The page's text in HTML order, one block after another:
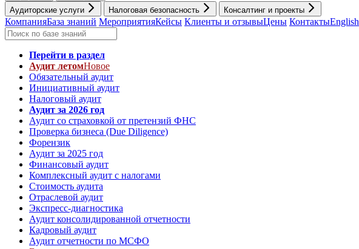
Аудиторские услуги
Налоговая безопасность Консалтинг и проекты
КомпанияБаза знаний МероприятияКейсы Клиенты и отзывыЦены КонтактыEnglish
Перейти в раздел
Аудит летомНовое
Обязательный аудит
Инициативный аудит
Налоговый аудит
Аудит за 2026 год
Аудит со страховкой от претензий ФНС
Проверка бизнеса (Due Diligence)
Форензик
Аудит за 2025 год
Финансовый аудит
Комплексный аудит с налогами
Стоимость аудита
Отраслевой аудит
Экспресс-диагностика
Аудит консолидированной отчетности
Кадровый аудит
Аудит отчетности по МСФО